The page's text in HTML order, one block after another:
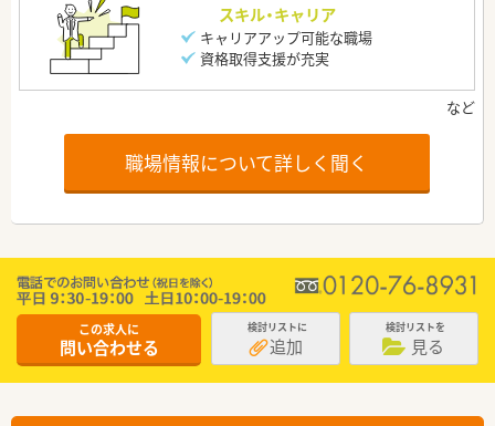
スキル・キャリア
キャリアアップ可能な職場
資格取得支援が充実
職場情報について詳しく聞く
この求人に
問い合わせる
検討リストに
追加
検討リストを
見る